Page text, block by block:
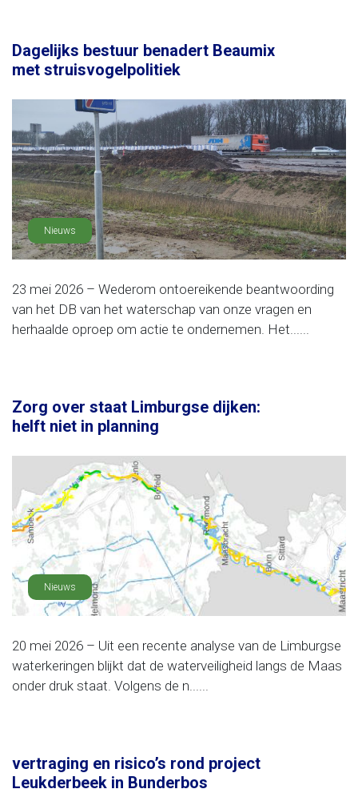
Dagelijks bestuur benadert Beaumix
met struisvogelpolitiek
Nieuws
23 mei 2026 – Wederom ontoereikende beantwoording
van het DB van het waterschap van onze vragen en
herhaalde oproep om actie te ondernemen. Het......
Zorg over staat Limburgse dijken:
helft niet in planning
Nieuws
20 mei 2026 – Uit een recente analyse van de Limburgse
waterkeringen blijkt dat de waterveiligheid langs de Maas
onder druk staat. Volgens de n......
vertraging en risico’s rond project
Leukderbeek in Bunderbos